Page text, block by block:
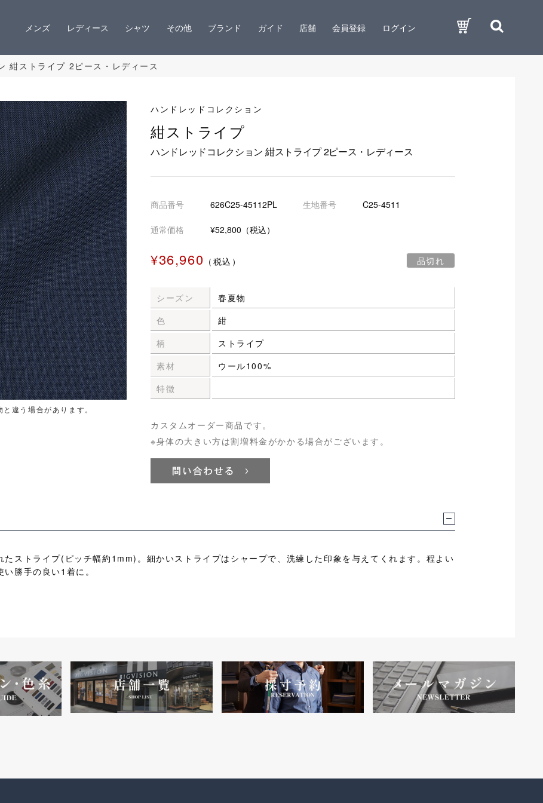
メンズ レディース シャツ その他 ブランド ガイド 店舗 会員登録 ログイン
紺ストライプ 2ピース・レディース
違う場合があります。
ハンドレッドコレクション
紺ストライプ
ハンドレッドコレクション 紺ストライプ 2ピース・レディース
商品番号 626C25-45112PL 生地番号 C25-4511
通常価格 ¥52,800（税込）
¥36,960 （税込） 品切れ
シーズン
春夏物
色
紺
柄
ストライプ
素材
ウール100%
特徴
カスタムオーダー商品です。
※身体の大きい方は割増料金がかかる場合がございます。
ストライプ(ピッチ幅約1mm)。細かいストライプはシャープで、洗練した印象を与えてくれます。程よい
勝手の良い1着に。